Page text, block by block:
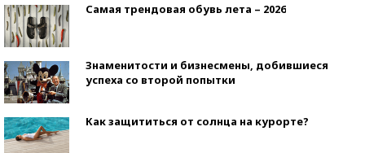
Самая трендовая обувь лета – 2026
Знаменитости и бизнесмены, добившиеся
успеха со второй попытки
Как защититься от солнца на курорте?